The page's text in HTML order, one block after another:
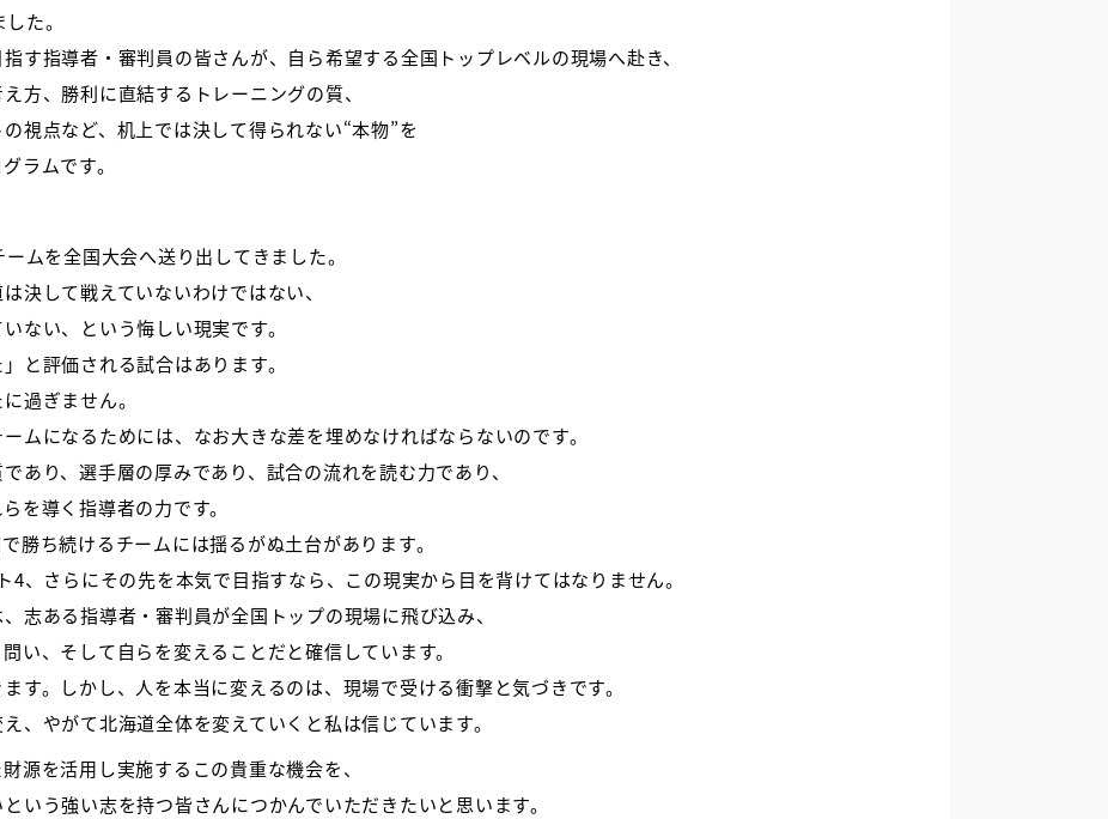
た。
す指導者・審判員の皆さんが、自ら希望する全国トップレベルの現場へ赴き、
方、勝利に直結するトレーニングの質、
視点など、机上では決して得られない“本物”を
ラムです。
ムを全国大会へ送り出してきました。
決して戦えていないわけではない、
ない、という悔しい現実です。
と評価される試合はあります。
過ぎません。
ムになるためには、なお大きな差を埋めなければならないのです。
あり、選手層の厚みであり、試合の流れを読む力であり、
を導く指導者の力です。
勝ち続けるチームには揺るがぬ土台があります。
、さらにその先を本気で目指すなら、この現実から目を背けてはなりません。
志ある指導者・審判員が全国トップの現場に飛び込み、
い、そして自らを変えることだと確信しています。
す。しかし、人を本当に変えるのは、現場で受ける衝撃と気づきです。
、やがて北海道全体を変えていくと私は信じています。
源を活用し実施するこの貴重な機会を、
いう強い志を持つ皆さんにつかんでいただきたいと思います。